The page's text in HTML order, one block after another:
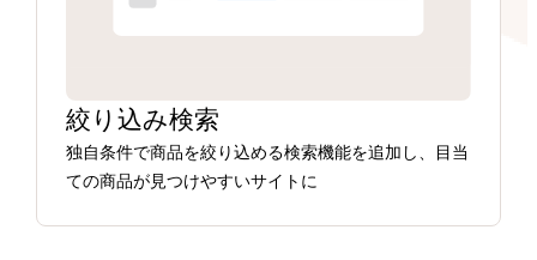
絞り込み検索
独自条件で商品を絞り込める検索機能を追加し、目当
ての商品が見つけやすいサイトに